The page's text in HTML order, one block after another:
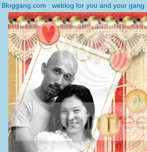
Bloggang.com : weblog for you and your gang